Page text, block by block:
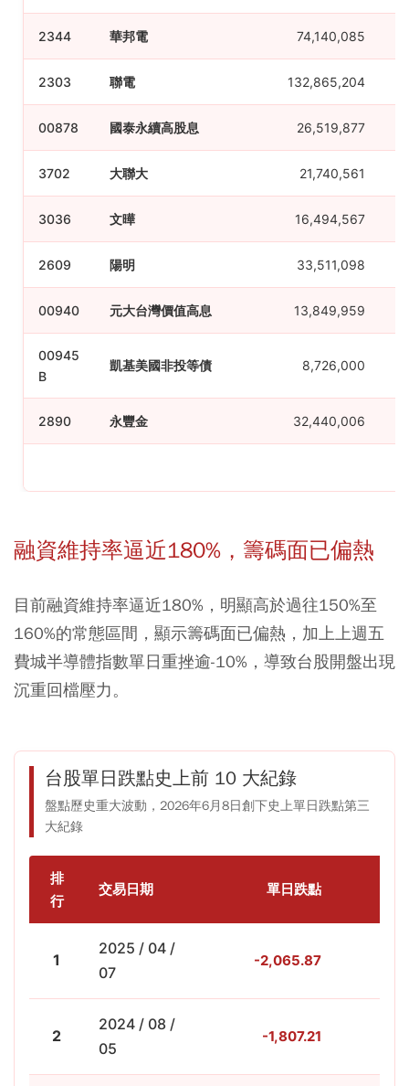
2344 華邦電 74,140,085
2303 聯電 132,865,204
00878 國泰永續高股息 26,519,877
3702 大聯大 21,740,561
3036 文曄 16,494,567
2609 陽明 33,511,098
00940 元大台灣價值高息 13,849,959
00945
B
凱基美國非投等債 8,726,000
2890 永豐金 32,440,006
融資維持率逼近180%，籌碼面已偏熱
目前融資維持率逼近180%，明顯高於過往150%至
160%的常態區間，顯示籌碼面已偏熱，加上上週五
費城半導體指數單日重挫逾-10%，導致台股開盤出現
沉重回檔壓力。
台股單日跌點史上前 10 大紀錄
盤點歷史重大波動，2026年6月8日創下史上單日跌點第三
大紀錄
排
行
交易日期 單日跌點
1
2025 / 04 /
07
-2,065.87
2
2024 / 08 /
05
-1,807.21